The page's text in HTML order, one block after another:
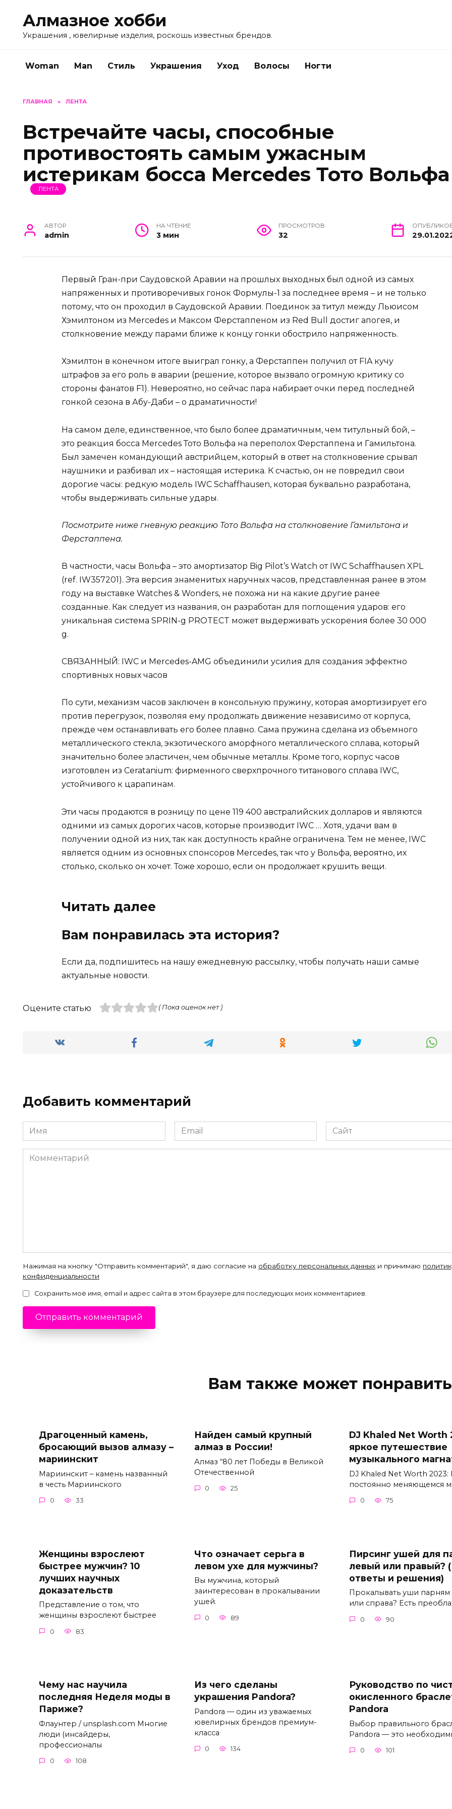
содержанию
Алмазное хобби
Украшения , ювелирные изделия, роскошь известных брендов.
Woman Man Стиль Украшения Уход Волосы Ногти
ГЛАВНАЯ » ЛЕНТА
Встречайте часы, способные
противостоять самым ужасным
истерикам босса Mercedes Тото Вольфа
ЛЕНТА
АВТОР
admin
НА ЧТЕНИЕ
3 мин
ПРОСМОТРОВ
32
Первый Гран-при Саудовской Аравии на прошлых выходных был одной из самых
напряженных и противоречивых гонок Формулы-1 за последнее время – и не только
потому, что он проходил в Саудовской Аравии. Поединок за титул между Льюисом
Хэмилтоном из Mercedes и Максом Ферстаппеном из Red Bull достиг апогея, и
столкновение между парами ближе к концу гонки обострило напряженность.
Хэмилтон в конечном итоге выиграл гонку, а Ферстаппен получил от FIA кучу
штрафов за его роль в аварии (решение, которое вызвало огромную критику со
стороны фанатов F1). Невероятно, но сейчас пара набирает очки перед последней
гонкой сезона в Абу-Даби – о драматичности!
На самом деле, единственное, что было более драматичным, чем титульный бой, –
это реакция босса Mercedes Тото Вольфа на переполох Ферстаппена и Гамильтона.
Был замечен командующий австрийцем, который в ответ на столкновение срывал
наушники и разбивал их – настоящая истерика. К счастью, он не повредил свои
дорогие часы: редкую модель IWC Schaffhausen, которая буквально разработана,
чтобы выдерживать сильные удары.
Посмотрите ниже гневную реакцию Тото Вольфа на столкновение Гамильтона и
Ферстаппена.
В частности, часы Вольфа – это амортизатор Big Pilot’s Watch от IWC Schaffhausen XPL
(ref. IW357201). Эта версия знаменитых наручных часов, представленная ранее в этом
году на выставке Watches & Wonders, не похожа ни на какие другие ранее
созданные. Как следует из названия, он разработан для поглощения ударов: его
уникальная система SPRIN-g PROTECT может выдерживать ускорения более 30 000
g.
СВЯЗАННЫЙ: IWC и Mercedes-AMG объединили усилия для создания эффектно
спортивных новых часов
По сути, механизм часов заключен в консольную пружину, которая амортизирует его
против перегрузок, позволяя ему продолжать движение независимо от корпуса,
прежде чем останавливать его более плавно. Сама пружина сделана из объемного
металлического стекла, экзотического аморфного металлического сплава, который
значительно более эластичен, чем обычные металлы. Кроме того, корпус часов
изготовлен из Ceratanium: фирменного сверхпрочного титанового сплава IWC,
устойчивого к царапинам.
Эти часы продаются в розницу по цене 119 400 австралийских долларов и являются
одними из самых дорогих часов, которые производит IWC … Хотя, удачи вам в
получении одной из них, так как доступность крайне ограничена. Тем не менее, IWC
является одним из основных спонсоров Mercedes, так что у Вольфа, вероятно, их
столько, сколько он хочет. Тоже хорошо, если он продолжает крушить вещи.
Читать далее
Вам понравилась эта история?
Если да, подпишитесь на нашу ежедневную рассылку, чтобы получать наши самые
актуальные новости.
Оцените статью ( Пока оценок нет )
Добавить комментарий
Имя
*
Email
*
Сайт
Комментарий
Нажимая на кнопку "Отправить комментарий", я даю согласие на обработку персональных данных и принимаю
конфиденциальности
Сохранить моё имя, email и адрес сайта в этом браузере для последующих моих комментариев.
Вам также может
Драгоценный камень,
бросающий вызов алмазу –
мариинскит
Мариинскит – камень названный
в честь Мариинского
0 33
Найден самый крупный
алмаз в России!
Алмаз “80 лет Победы в Великой
Отечественной
0 25
DJ Khaled Net Worth
яркое путешествие
музыкального
DJ Khaled Net Worth 2023:
постоянно меняющемся
0 75
Женщины взрослеют
быстрее мужчин? 10
лучших научных
доказательств
Представление о том, что
женщины взрослеют быстрее
0 83
Что означает серьга в
левом ухе для мужчины?
Вы мужчина, который
заинтересован в прокалывании
ушей.
0 89
Пирсинг ушей для
левый или правый?
ответы и решения)
Прокалывать уши парням
или справа? Есть
0 90
Чему нас научила
последняя Неделя моды в
Париже?
Флаунтер / unsplash.com Многие
люди (инсайдеры,
профессионалы
0 108
Из чего сделаны
украшения Pandora?
Pandora — один из уважаемых
ювелирных брендов премиум-
класса
0 134
Руководство по
окисленного
Pandora
Выбор правильного
Pandora — это
0 101